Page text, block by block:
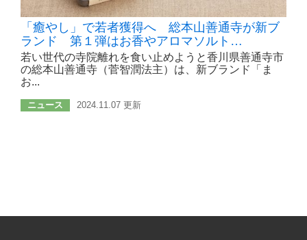
「癒やし」で若者獲得へ 総本山善通寺が新ブ
ランド 第１弾はお香やアロマソルト…
若い世代の寺院離れを食い止めようと香川県善通寺市
の総本山善通寺（菅智潤法主）は、新ブランド「ま
お...
ニュース 2024.11.07 更新